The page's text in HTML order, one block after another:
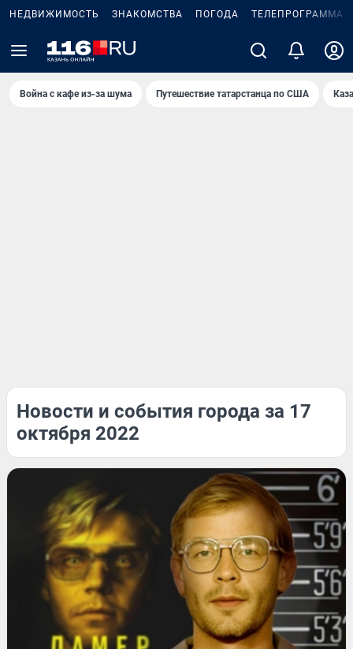
НЕДВИЖИМОСТЬ ЗНАКОМСТВА ПОГОДА ТЕЛЕПРОГРАММА
Война с кафе из-за шума Путешествие татарстанца по США
Новости и события города за 17
октября 2022